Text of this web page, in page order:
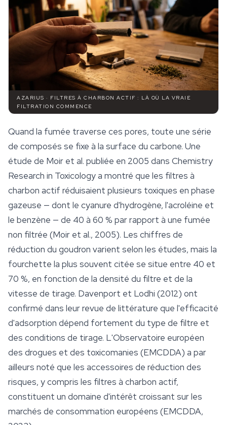
AZARIUS · FILTRES À CHARBON ACTIF : LÀ OÙ LA VRAIE
FILTRATION COMMENCE
Quand la fumée traverse ces pores, toute une série
de composés se fixe à la surface du carbone. Une
étude de Moir et al. publiée en 2005 dans Chemistry
Research in Toxicologya montré que les filtres à
charbon actif réduisaient plusieurs toxiques en phase
gazeuse — dont le cyanure d'hydrogène, l'acroléine et
le benzène — de 40 à 60 % par rapport à une fumée
non filtrée (Moir et al., 2005). Les chiffres de
réduction du goudron varient selon les études, mais la
fourchette la plus souvent citée se situe entre 40 et
70 %, en fonction de la densité du filtre et de la
vitesse de tirage. Davenport et Lodhi (2012) ont
confirmé dans leur revue de littérature que l'efficacité
d'adsorption dépend fortement du type de filtre et
des conditions de tirage. L'Observatoire européen
des drogues et des toxicomanies (EMCDDA) a par
ailleurs noté que les accessoires de réduction des
risques, y compris les filtres à charbon actif,
constituent un domaine d'intérêt croissant sur les
marchés de consommation européens (EMCDDA,